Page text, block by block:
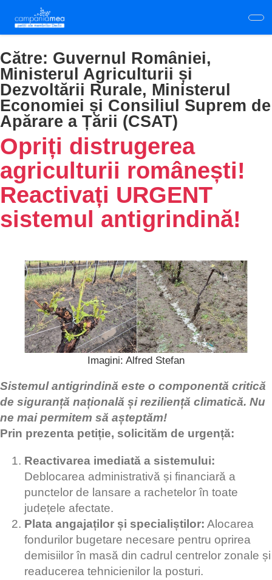
main
content
Către: Guvernul României,
Ministerul Agriculturii și
Dezvoltării Rurale, Ministerul
Economiei și Consiliul Suprem de
Apărare a Țării (CSAT)
Opriți distrugerea
agriculturii românești!
Reactivați URGENT
sistemul antigrindină!
Imagini: Alfred Stefan
Sistemul antigrindină este o componentă critică
de siguranță națională și reziliență climatică. Nu
ne mai permitem să așteptăm!
Prin prezenta petiție, solicităm de urgență:
Reactivarea imediată a sistemului:
Deblocarea administrativă și financiară a
punctelor de lansare a rachetelor în toate
județele afectate.
Plata angajaților și specialiștilor: Alocarea
fondurilor bugetare necesare pentru oprirea
demisiilor în masă din cadrul centrelor zonale și
readucerea tehnicienilor la posturi.